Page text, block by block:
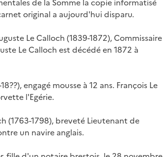
original a aujourd'hui disparu.
Le Calloch (1839-1872), Commissaire
Le Calloch est décédé en 1872 à
engagé mousse à 12 ans. François Le
l'Egérie.
(1763-1798), breveté Lieutenant de
un navire anglais.